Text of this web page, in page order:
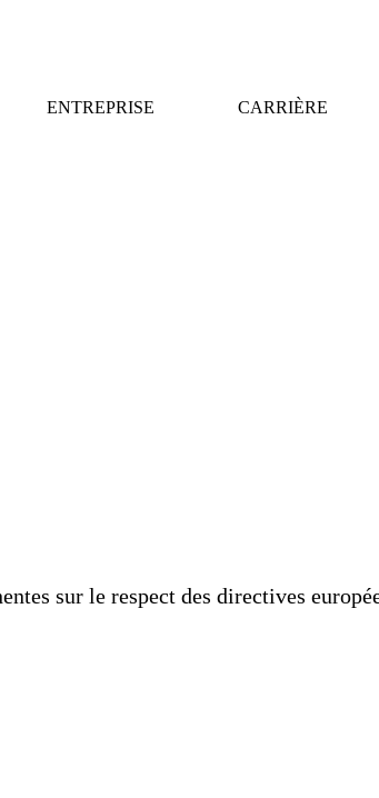
ENTREPRISE CARRIÈRE
sur le respect des directives